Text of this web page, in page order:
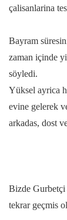
çalisanlarina
Bayram
zaman içinde
söyledi.
Yüksel ayrica
evine gelerek
arkadas, dost
Bizde Gurbetçi
tekrar geçmis